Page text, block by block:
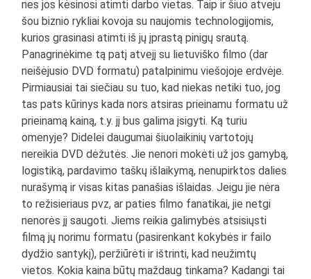
nes jos kėsinosi atimti darbo vietas. Taip ir šiuo atveju
šou biznio rykliai kovoja su naujomis technologijomis,
kurios grasinasi atimti iš jų įprastą pinigų srautą.
Panagrinėkime tą patį atvejį su lietuviško filmo (dar
neišėjusio DVD formatu) patalpinimu viešojoje erdvėje.
Pirmiausiai tai siečiau su tuo, kad niekas netiki tuo, jog
tas pats kūrinys kada nors atsiras prieinamu formatu už
prieinamą kainą, t.y. jį bus galima įsigyti. Ką turiu
omenyje? Didelei daugumai šiuolaikinių vartotojų
nereikia DVD dėžutės. Jie nenori mokėti už jos gamybą,
logistiką, pardavimo taškų išlaikymą, nenupirktos dalies
nurašymą ir visas kitas panašias išlaidas. Jeigu jie nėra
to režisieriaus pvz, ar paties filmo fanatikai, jie netgi
nenorės jį saugoti. Jiems reikia galimybės atsisiųsti
filmą jų norimu formatu (pasirenkant kokybės ir failo
dydžio santykį), peržiūrėti ir ištrinti, kad neužimtų
vietos. Kokia kaina būtų maždaug tinkama? Kadangi tai